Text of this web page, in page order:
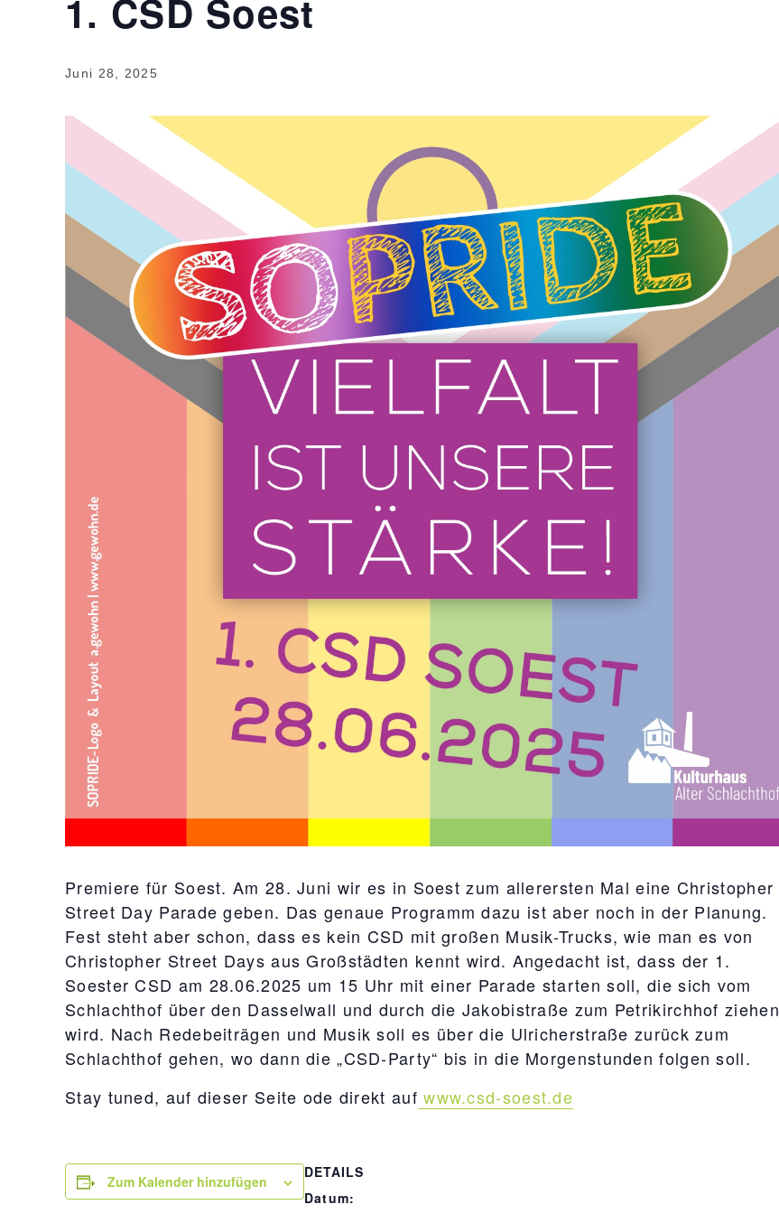
1. CSD Soest
Juni 28, 2025
Premiere für Soest. Am 28. Juni wir es in Soest zum allerersten Mal eine Christopher
Street Day Parade geben. Das genaue Programm dazu ist aber noch in der Planung.
Fest steht aber schon, dass es kein CSD mit großen Musik-Trucks, wie man es von
Christopher Street Days aus Großstädten kennt wird. Angedacht ist, dass der 1.
Soester CSD am 28.06.2025 um 15 Uhr mit einer Parade starten soll, die sich vom
Schlachthof über den Dasselwall und durch die Jakobistraße zum Petrikirchhof ziehen
wird. Nach Redebeiträgen und Musik soll es über die Ulricherstraße zurück zum
Schlachthof gehen, wo dann die „CSD-Party“ bis in die Morgenstunden folgen soll.
Stay tuned, auf dieser Seite ode direkt auf www.csd-soest.de
Zum Kalender hinzufügen
DETAILS
Datum: